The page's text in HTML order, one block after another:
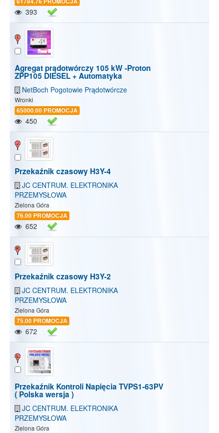
393
Agregat prądotwórczy 105 kW -Proton
ZPP105 DIESEL + Automatyka
NetBoch Pogotowie Prądotwórcze
Wronki
65000.00 PROMOCJA
450
Przekaźnik czasowy H3Y-4
JC CENTRUM. ELEKTRONIKA
PRZEMYSŁOWA
Zielona Góra
76.00 PROMOCJA
652
Przekaźnik czasowy H3Y-2
JC CENTRUM. ELEKTRONIKA
PRZEMYSŁOWA
Zielona Góra
75.00 PROMOCJA
672
Przekaźnik Kontroli Napięcia TVPS1-63PV
( Polska wersja )
JC CENTRUM. ELEKTRONIKA
PRZEMYSŁOWA
Zielona Góra